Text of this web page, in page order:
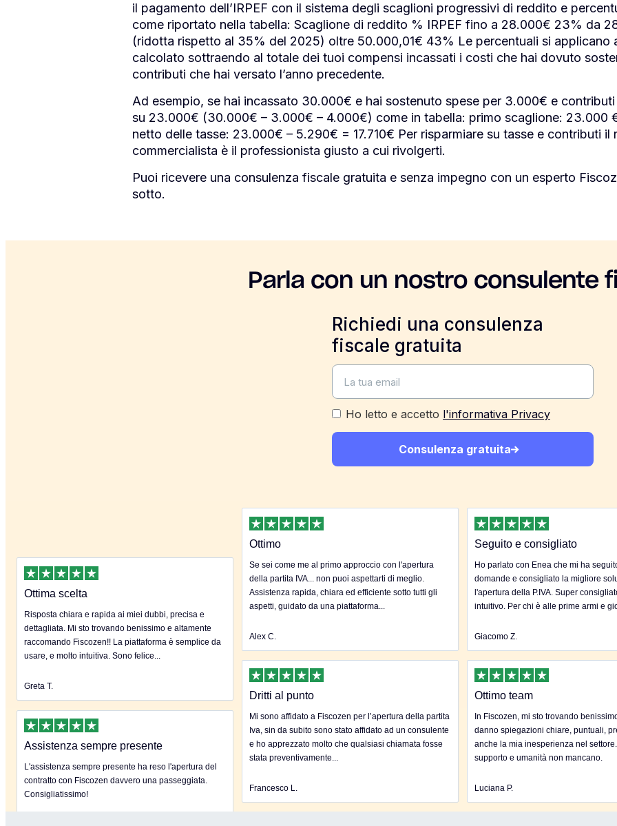
il pagamento dell’IRPEF con il sistema degli scaglioni progressivi di reddito e
come riportato nella tabella: Scaglione di reddito % IRPEF fino a 28.000€ 23% da
(ridotta rispetto al 35% del 2025) oltre 50.000,01€ 43% Le percentuali si applicano
calcolato sottraendo al totale dei tuoi compensi incassati i costi che hai dovuto
contributi che hai versato l’anno precedente.
Ad esempio, se hai incassato 30.000€ e hai sostenuto spese per 3.000€ e
su 23.000€ (30.000€ – 3.000€ – 4.000€) come in tabella: primo scaglione: 23.000
netto delle tasse: 23.000€ – 5.290€ = 17.710€ Per risparmiare su tasse e contributi il
commercialista è il professionista giusto a cui rivolgerti.
Puoi ricevere una consulenza fiscale gratuita e senza impegno con un esperto
sotto.
Parla con un nostro consulente
Richiedi una consulenza
fiscale gratuita
Ho letto e accetto l'informativa Privacy
Consulenza gratuita
Ottima scelta
Risposta chiara e rapida ai miei dubbi, precisa e
dettagliata. Mi sto trovando benissimo e altamente
raccomando Fiscozen!! La piattaforma è semplice da
usare, e molto intuitiva. Sono felice...
Greta T.
Ottimo
Se sei come me al primo approccio con l'apertura
della partita IVA... non puoi aspettarti di meglio.
Assistenza rapida, chiara ed efficiente sotto tutti gli
aspetti, guidato da una piattaforma...
Alex C.
Seguito e consigliato
Ho parlato con Enea che mi ha
domande e consigliato la migliore
l'apertura della P.IVA. Super
intuitivo. Per chi è alle prime armi e
Giacomo Z.
Assistenza sempre presente
L'assistenza sempre presente ha reso l'apertura del
contratto con Fiscozen davvero una passeggiata.
Consigliatissimo!
Dritti al punto
Mi sono affidato a Fiscozen per l’apertura della partita
Iva, sin da subito sono stato affidato ad un consulente
e ho apprezzato molto che qualsiasi chiamata fosse
stata preventivamente...
Francesco L.
Ottimo team
In Fiscozen, mi sto trovando
danno spiegazioni chiare, puntuali,
anche la mia inesperienza nel
supporto e umanità non mancano.
Luciana P.